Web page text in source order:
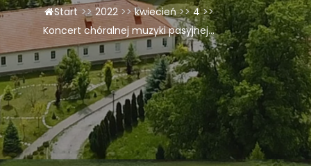
Start >> 2022 >> kwiecień >> 4 >>
Koncert chóralnej muzyki pasyjnej...